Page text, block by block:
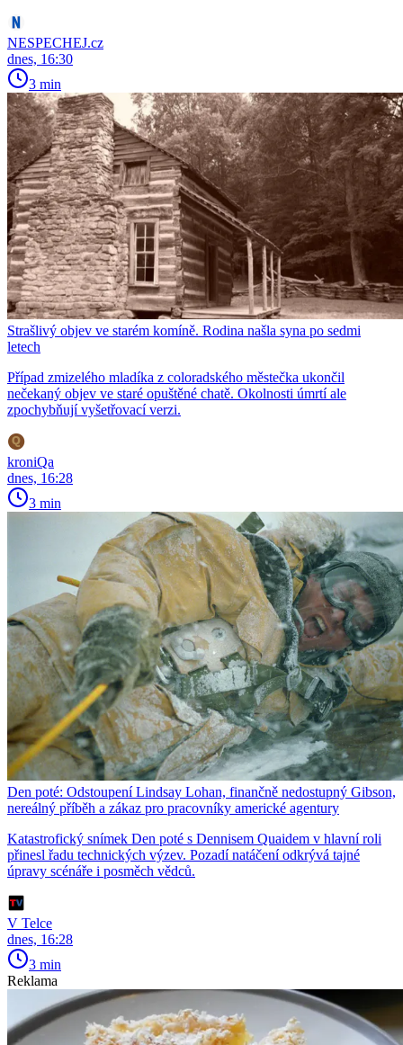
NESPECHEJ.cz
dnes, 16:30
3 min
Strašlivý objev ve starém komíně. Rodina našla syna po sedmi
letech
Případ zmizelého mladíka z coloradského městečka ukončil
nečekaný objev ve staré opuštěné chatě. Okolnosti úmrtí ale
zpochybňují vyšetřovací verzi.
kroniQa
dnes, 16:28
3 min
Den poté: Odstoupení Lindsay Lohan, finančně nedostupný Gibson,
nereálný příběh a zákaz pro pracovníky americké agentury
Katastrofický snímek Den poté s Dennisem Quaidem v hlavní roli
přinesl řadu technických výzev. Pozadí natáčení odkrývá tajné
úpravy scénáře i posměch vědců.
V Telce
dnes, 16:28
3 min
Reklama